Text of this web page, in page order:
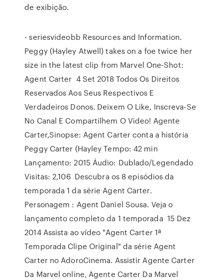
de exibição.
- seriesvideobb Resources and Information.
Peggy (Hayley Atwell) takes on a foe twice her
size in the latest clip from Marvel One-Shot:
Agent Carter 4 Set 2018 Todos Os Direitos
Reservados Aos Seus Respectivos E
Verdadeiros Donos. Deixem O Like, Inscreva-Se
No Canal E Compartilhem O Video! Agente
Carter,Sinopse: Agent Carter conta a história
Peggy Carter (Hayley Tempo: 42 min
Lançamento: 2015 Áudio: Dublado/Legendado
Visitas: 2,106 Descubra os 8 episódios da
temporada 1 da série Agent Carter.
Personagem : Agent Daniel Sousa. Veja o
lançamento completo da 1 temporada 15 Dez
2014 Assista ao vídeo "Agent Carter 1ª
Temporada Clipe Original" da série Agent
Carter no AdoroCinema. Assistir Agente Carter
Da Marvel online, Agente Carter Da Marvel